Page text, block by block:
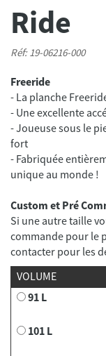
Ride
Réf: 19-06216-000
Freeride
- La planche
- Une excellente
- Joueuse sous le
fort
- Fabriquée
Custom et Pré
Si une autre taille
commande pour le
contacter pour les
VOLUME
91 L
101 L